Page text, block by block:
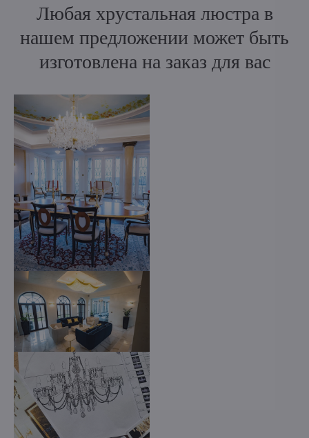
Любая хрустальная люстра в
нашем предложении может быть
изготовлена на заказ для вас